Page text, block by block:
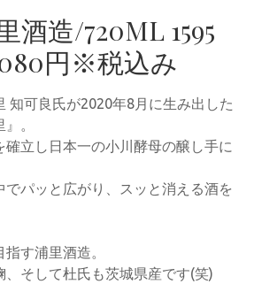
酒造/720ML 1595
円※税込み
知可良氏が2020年8月に生み出した
。
確立し日本一の小川酵母の醸し手に
でパッと広がり、スッと消える酒を
す浦里酒造。
、そして杜氏も茨城県産です(笑)